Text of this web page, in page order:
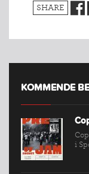
SHARE
KOMMENDE
i